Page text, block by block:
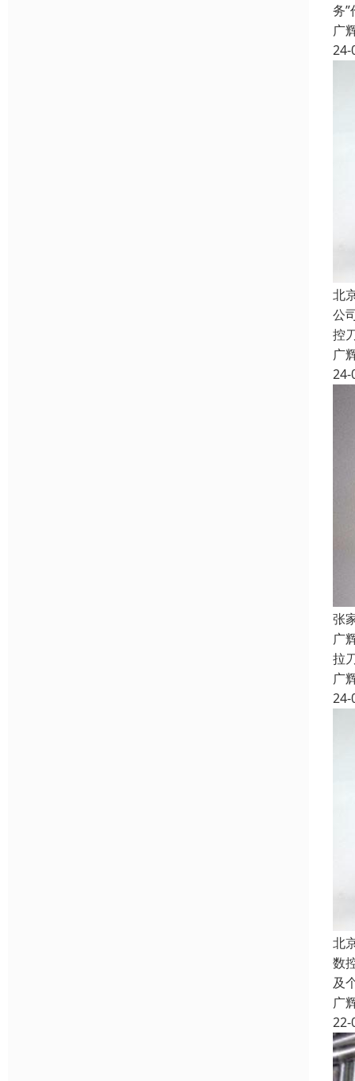
务
广
24-
北
公
控
广
24-
张
广
拉
广
24-
北
数
及
广
22-